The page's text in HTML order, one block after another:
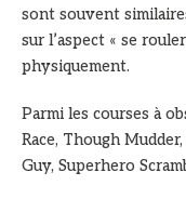
sont souvent
sur l’aspect « se
physiquement.
Parmi les courses à
Race, Though
Guy, Superhero